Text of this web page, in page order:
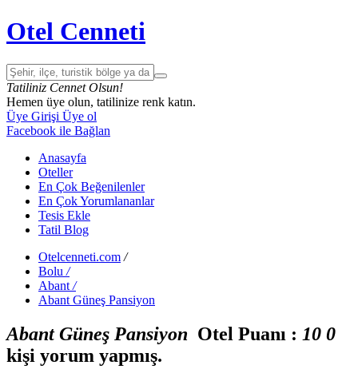
Otel Cenneti
Tatiliniz Cennet Olsun!
Hemen üye olun, tatilinize renk katın.
Üye Girişi Üye ol
Facebook ile Bağlan
Anasayfa
Oteller
En Çok Beğenilenler
En Çok Yorumlananlar
Tesis Ekle
Tatil Blog
Otelcenneti.com /
Bolu /
Abant /
Abant Güneş Pansiyon
Abant Güneş Pansiyon Otel Puanı : 10 0
kişi yorum yapmış.